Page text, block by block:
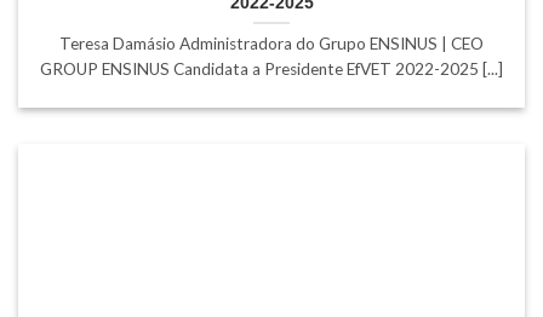
Teresa Damásio Administradora do Grupo ENSINUS | CEO
GROUP ENSINUS Candidata a Presidente EfVET 2022-2025 [...]